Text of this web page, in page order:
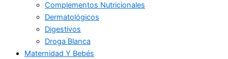
Complementos Nutricionales
Dermatológicos
Digestivos
Droga Blanca
Maternidad Y Bebés